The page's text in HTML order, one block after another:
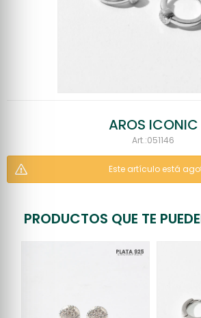
AROS ICONIC
051146
Este artículo está
PRODUCTOS QUE TE